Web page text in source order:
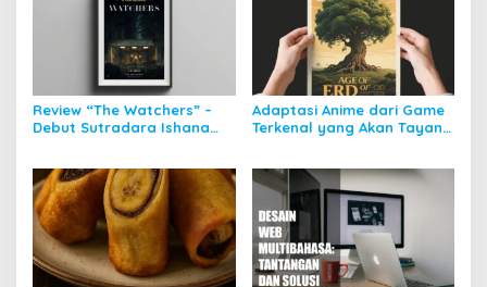
Review “The Watchers” –
Debut Sutradara Ishana
Saja?
Adaptasi Anime dari Game
Terkenal yang Akan Tayang